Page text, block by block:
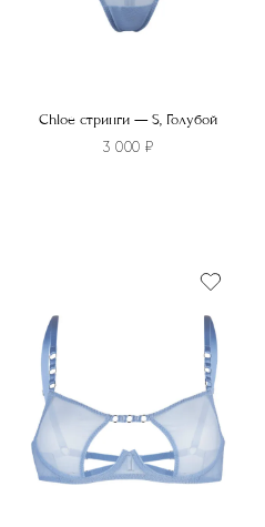
Chloe стринги — S, Голубой
3 000₽